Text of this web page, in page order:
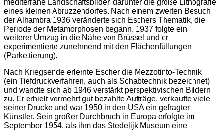
mediterrane Landschaftsbilder, darunter die große Lithografie
eines kleinen Abruzzendorfes. Nach einem zweiten Besuch
der Alhambra 1936 veränderte sich Eschers Thematik, die
Periode der Metamorphosen begann. 1937 folgte ein
weiterer Umzug in die Nähe von Brüssel und er
experimentierte zunehmend mit den Flächenfüllungen
(Parkettierung).
Nach Kriegsende erlernte Escher die Mezzotinto-Technik
(ein Tiefdruckverfahren, auch als Schabtechnik bezeichnet)
und wandte sich ab 1946 verstärkt perspektivischen Bildern
zu. Er erhielt vermehrt gut bezahlte Aufträge, verkaufte viele
seiner Drucke und war 1950 in den USA ein gefragter
Künstler. Sein großer Durchbruch in Europa erfolgte im
September 1954, als ihm das Stedelijk Museum eine